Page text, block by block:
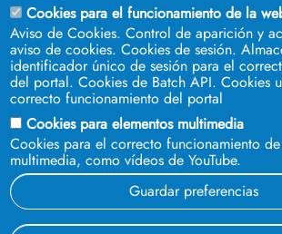
SÍGUENOS EN
© 2023 Universidad de
Cookies para el funcionamiento de la
Aviso de Cookies. Control de aparición y
aviso de cookies. Cookies de sesión.
identificador único de sesión para el
del portal. Cookies de Batch API. Cookies
correcto funcionamiento del portal
Cookies para elementos multimedia
Cookies para el correcto funcionamiento
multimedia, como vídeos de YouTube.
Guardar preferencias